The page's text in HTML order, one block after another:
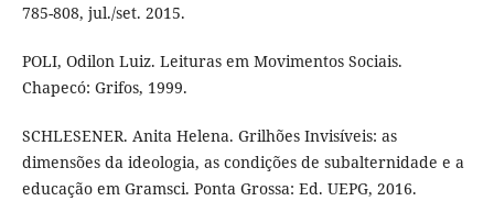
785-808, jul./set. 2015.
POLI, Odilon Luiz. Leituras em Movimentos Sociais.
Chapecó: Grifos, 1999.
SCHLESENER. Anita Helena. Grilhões Invisíveis: as
dimensões da ideologia, as condições de subalternidade e a
educação em Gramsci. Ponta Grossa: Ed. UEPG, 2016.